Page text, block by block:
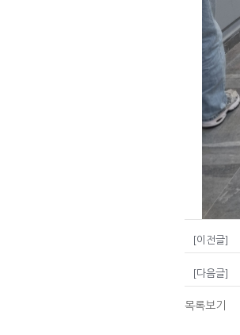
[이전글]
[다음글]
목록보기